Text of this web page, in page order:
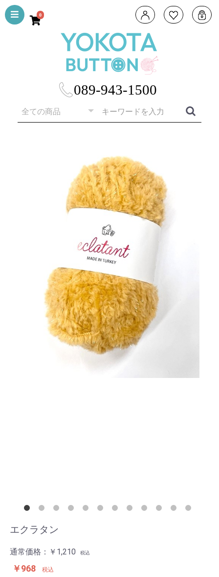
089-943-1500
0
エクラタン
通常価格： ￥1,210 税込
￥968 税込